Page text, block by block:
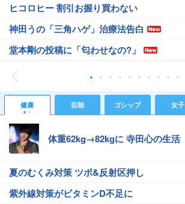
ヒコロヒー 割引お握り買わない
神田うの「三角ハゲ」治療法告白
堂本剛の投稿に「匂わせなの?」
健康 芸能 ゴシップ 女子
体重62kg→82kgに 寺田心の生活
夏のむくみ対策 ツボ&反射区押し
紫外線対策がビタミンD不足に